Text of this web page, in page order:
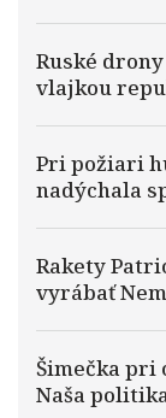
Ruské
vlajkou
Pri požiari
nadýchala
Rakety
vyrábať
Šimečka pri
Naša